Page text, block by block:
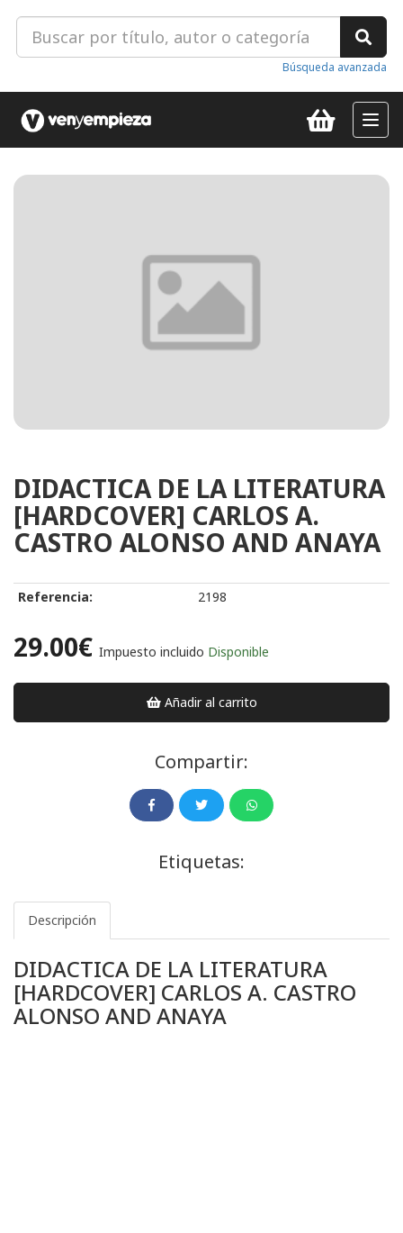
Búsqueda avanzada
DIDACTICA DE LA LITERATURA
[HARDCOVER] CARLOS A.
CASTRO ALONSO AND ANAYA
Referencia: 2198
29.00€ Impuesto incluido Disponible
Añadir al carrito
Compartir:
Etiquetas:
Descripción
DIDACTICA DE LA LITERATURA
[HARDCOVER] CARLOS A. CASTRO
ALONSO AND ANAYA